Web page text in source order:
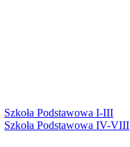
Szkoła Podstawowa I-III
Szkoła Podstawowa IV-VIII